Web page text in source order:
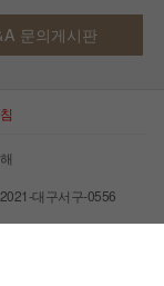
문의게시판
대구서구-0556